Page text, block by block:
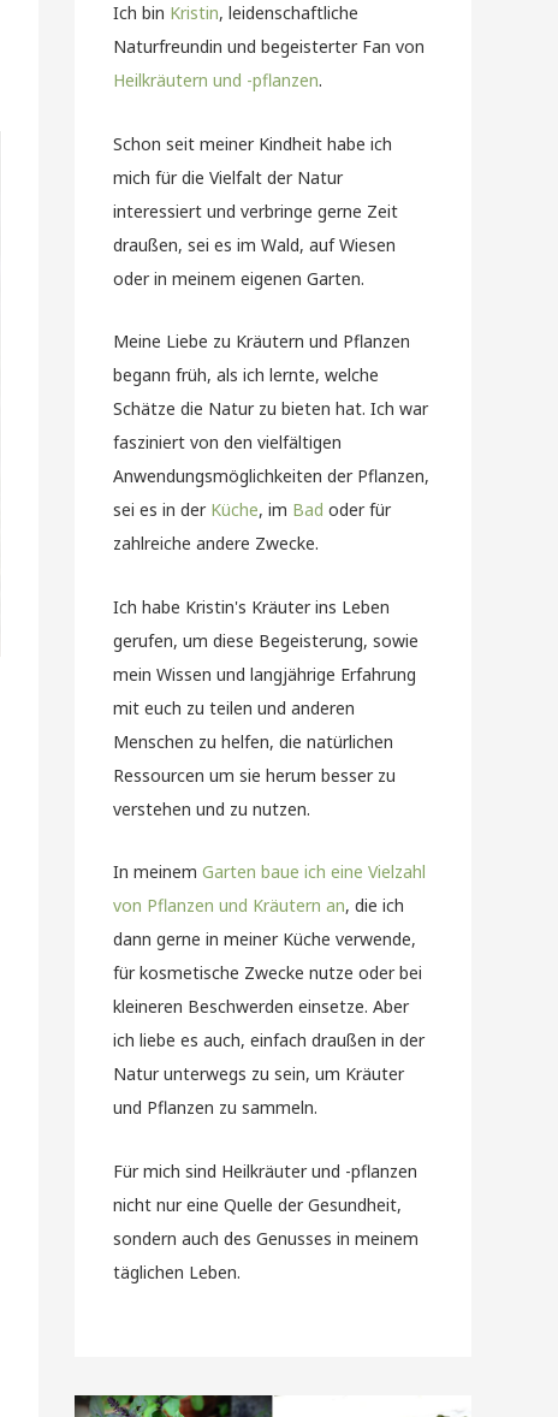
Ich bin Kristin, leidenschaftliche
Naturfreundin und begeisterter Fan von
Heilkräutern und -pflanzen.
Schon seit meiner Kindheit habe ich
mich für die Vielfalt der Natur
interessiert und verbringe gerne Zeit
draußen, sei es im Wald, auf Wiesen
oder in meinem eigenen Garten.
Meine Liebe zu Kräutern und Pflanzen
begann früh, als ich lernte, welche
Schätze die Natur zu bieten hat. Ich war
fasziniert von den vielfältigen
Anwendungsmöglichkeiten der Pflanzen,
sei es in der Küche, im Bad oder für
zahlreiche andere Zwecke.
Ich habe Kristin's Kräuter ins Leben
gerufen, um diese Begeisterung, sowie
mein Wissen und langjährige Erfahrung
mit euch zu teilen und anderen
Menschen zu helfen, die natürlichen
Ressourcen um sie herum besser zu
verstehen und zu nutzen.
In meinem Garten baue ich eine Vielzahl
von Pflanzen und Kräutern an, die ich
dann gerne in meiner Küche verwende,
für kosmetische Zwecke nutze oder bei
kleineren Beschwerden einsetze. Aber
ich liebe es auch, einfach draußen in der
Natur unterwegs zu sein, um Kräuter
und Pflanzen zu sammeln.
Für mich sind Heilkräuter und -pflanzen
nicht nur eine Quelle der Gesundheit,
sondern auch des Genusses in meinem
täglichen Leben.